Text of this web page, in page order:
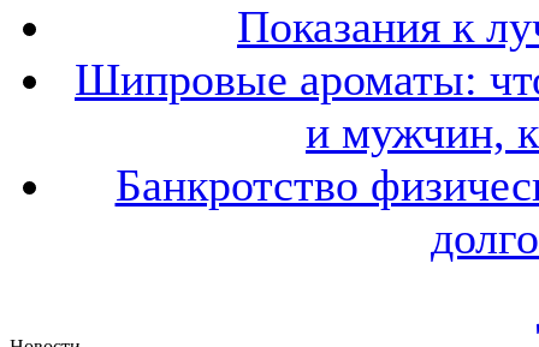
Показания к
Шипровые ароматы:
и мужчин,
Банкротство